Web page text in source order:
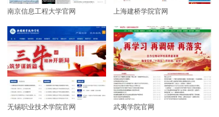
南京信息工程大学官网 上海建桥学院官网
无锡职业技术学院官网 武夷学院官网